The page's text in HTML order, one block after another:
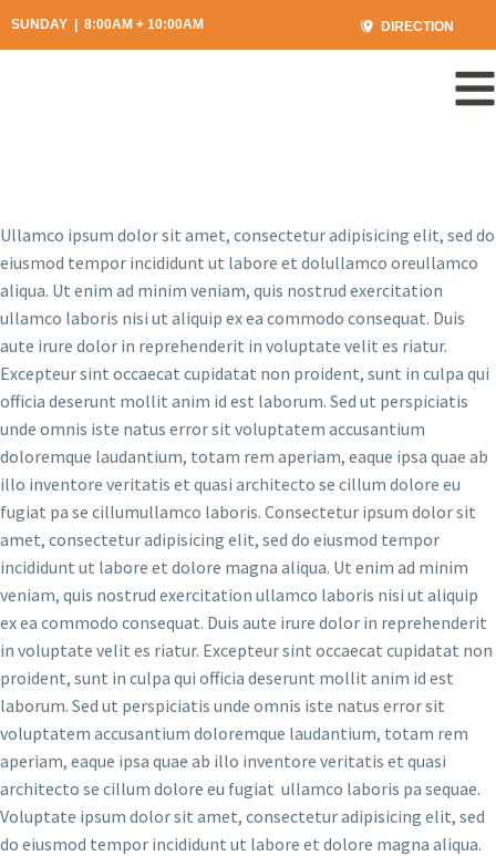
SUNDAY | 8:00AM + 10:00AM DIRECTION
Ullamco ipsum dolor sit amet, consectetur adipisicing elit, sed do
eiusmod tempor incididunt ut labore et dolullamco oreullamco
aliqua. Ut enim ad minim veniam, quis nostrud exercitation
ullamco laboris nisi ut aliquip ex ea commodo consequat. Duis
aute irure dolor in reprehenderit in voluptate velit es riatur.
Excepteur sint occaecat cupidatat non proident, sunt in culpa qui
officia deserunt mollit anim id est laborum. Sed ut perspiciatis
unde omnis iste natus error sit voluptatem accusantium
doloremque laudantium, totam rem aperiam, eaque ipsa quae ab
illo inventore veritatis et quasi architecto se cillum dolore eu
fugiat pa se cillumullamco laboris. Consectetur ipsum dolor sit
amet, consectetur adipisicing elit, sed do eiusmod tempor
incididunt ut labore et dolore magna aliqua. Ut enim ad minim
veniam, quis nostrud exercitation ullamco laboris nisi ut aliquip
ex ea commodo consequat. Duis aute irure dolor in reprehenderit
in voluptate velit es riatur. Excepteur sint occaecat cupidatat non
proident, sunt in culpa qui officia deserunt mollit anim id est
laborum. Sed ut perspiciatis unde omnis iste natus error sit
voluptatem accusantium doloremque laudantium, totam rem
aperiam, eaque ipsa quae ab illo inventore veritatis et quasi
architecto se cillum dolore eu fugiat ullamco laboris pa sequae.
Voluptate ipsum dolor sit amet, consectetur adipisicing elit, sed
do eiusmod tempor incididunt ut labore et dolore magna aliqua.